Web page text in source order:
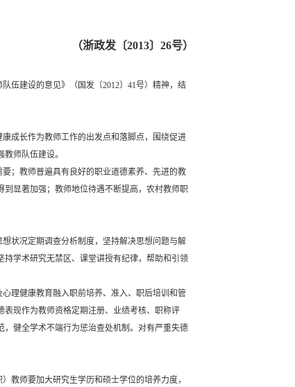
（浙政发〔2013〕26号）
伍建设的意见》（国发〔2012〕41号）精神，结
成长作为教师工作的出发点和落脚点，围绕促进
师队伍建设。
；教师普遍具有良好的职业道德素养、先进的教
显著加强；教师地位待遇不断提高，农村教师职
状况定期调查分析制度，坚持解决思想问题与解
学术研究无禁区、课堂讲授有纪律，帮助和引领
理健康教育融入职前培养、准入、职后培训和管
现作为教师资格定期注册、业绩考核、职称评
健全学术不端行为惩治查处机制。对有严重失德
教师要加大研究生学历和硕士学位的培养力度，